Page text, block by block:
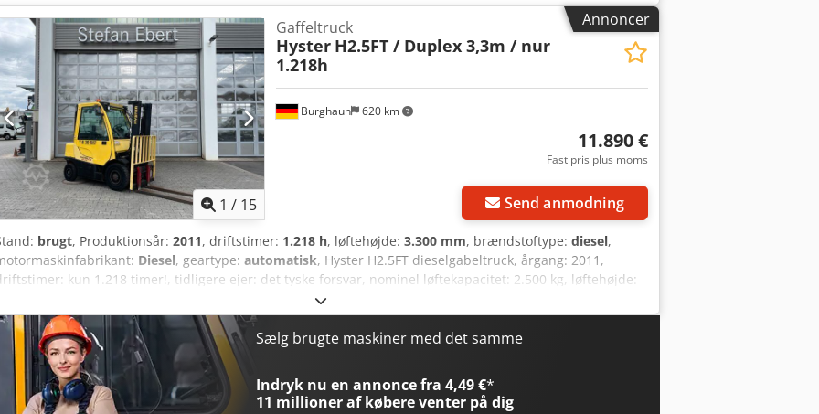
Lasttyngdepunkt: 500 Gaflens bredde: 120 mm Gaflens tykkelse: 50 mm ISO-klasse: ISO-
klasse 3 = 2.500 - 4.999 kg Masttype: Triplex Teknisk stand: god Forhjulstype: Massivgummi Dcedpfjyyflfjx
Forhjulstørrelse: 28x9-15 Forhjulenes stand: 60 - 80 % Baghjulstype: Massivgummi Baghjulstørrelse:
10 Baghjulenes stand: 80 - 100 % Batterispænding: 12V Batteritype: Startbatteri Dobbeltklemme,
dobbelt sideskifter, tredobbelt klemme, tøndeklemme, skubbegaffel, 4. ventil, arbejdslys bag, arbejdslys
varme, fuld kabine, fuld løftehøjde, rustfrit stål.
Annoncer
1 / 15
Burghaun 620 km
Gaffeltruck
Hyster H2.5FT / Duplex 3,3m / nur
1.218h
11.890 €
Fast pris plus moms
Send anmodning
brugt, Produktionsår: 2011, driftstimer: 1.218 h, løftehøjde: 3.300 mm, brændstoftype: diesel,
Diesel, geartype: automatisk, Hyster H2.5FT dieselgabeltruck, årgang: 2011,
kun 1.218 timer!, tidligere ejer: det tyske forsvar, nominel løftekapacitet: 2.500 kg, løftehøjde:
3.300 mm, duplexmast, gaflens længde: 1.200 mm, gaforlængelse: 1.800 mm, dieselmotor [36 kW/48 hk],
4.180 kg, klar til øjeblikkelig brug! Dcjdpfeznhglex Altok Hvis ønsket fremsender vi gerne et leasing-
eller finansieringstilbud. Hr. Mihm (tlf. står til rådighed for at hjælpe dig. Yderligere information findes på
vores hjemmeside. Med forbehold for fejl og mellemsalg! Kabine = Yderligere information =
Løftekapacitet: 2.500 kg Byggehøjde: 220 cm Kontakt Tobias Ebert for yderligere information.
Sælg brugte maskiner med det samme
Indryk nu en annonce fra 4,49 €*
11 millioner af købereventer på dig